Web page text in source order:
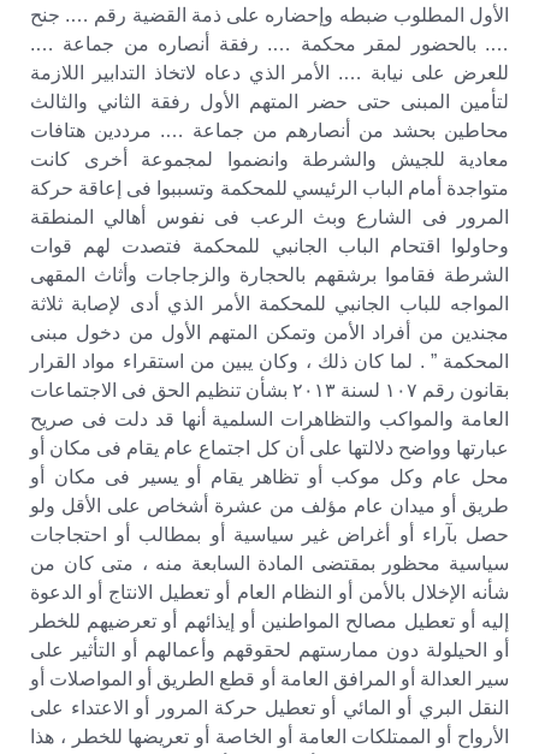
الأول المطلوب ضبطه وإحضاره على ذمة القضية رقم …. جنح
…. بالحضور لمقر محكمة …. رفقة أنصاره من جماعة ….
للعرض على نيابة …. الأمر الذي دعاه لاتخاذ التدابير اللازمة
لتأمين المبنى حتى حضر المتهم الأول رفقة الثاني والثالث
محاطين بحشد من أنصارهم من جماعة …. مرددين هتافات
معادية للجيش والشرطة وانضموا لمجموعة أخرى كانت
متواجدة أمام الباب الرئيسي للمحكمة وتسببوا فى إعاقة حركة
المرور فى الشارع وبث الرعب فى نفوس أهالي المنطقة
وحاولوا اقتحام الباب الجانبي للمحكمة فتصدت لهم قوات
الشرطة فقاموا برشقهم بالحجارة والزجاجات وأثاث المقهى
المواجه للباب الجانبي للمحكمة الأمر الذي أدى لإصابة ثلاثة
مجندين من أفراد الأمن وتمكن المتهم الأول من دخول مبنى
المحكمة ” . لما كان ذلك ، وكان يبين من استقراء مواد القرار
بقانون رقم ١٠٧ لسنة ٢٠١٣ بشأن تنظيم الحق فى الاجتماعات
العامة والمواكب والتظاهرات السلمية أنها قد دلت فى صريح
عبارتها وواضح دلالتها على أن كل اجتماع عام يقام فى مكان أو
محل عام وكل موكب أو تظاهر يقام أو يسير فى مكان أو
طريق أو ميدان عام مؤلف من عشرة أشخاص على الأقل ولو
حصل بآراء أو أغراض غير سياسية أو بمطالب أو احتجاجات
سياسية محظور بمقتضى المادة السابعة منه ، متى كان من
شأنه الإخلال بالأمن أو النظام العام أو تعطيل الانتاج أو الدعوة
إليه أو تعطيل مصالح المواطنين أو إيذائهم أو تعرضيهم للخطر
أو الحيلولة دون ممارستهم لحقوقهم وأعمالهم أو التأثير على
سير العدالة أو المرافق العامة أو قطع الطريق أو المواصلات أو
النقل البري أو المائي أو تعطيل حركة المرور أو الاعتداء على
الأرواح أو الممتلكات العامة أو الخاصة أو تعريضها للخطر ، هذا